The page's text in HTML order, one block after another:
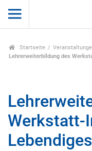
Startseite
Lehrerweiterbildung des
Werkstatt-